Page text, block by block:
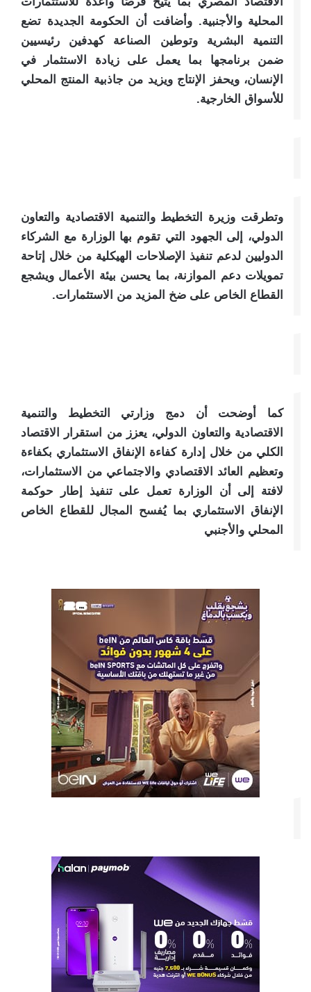
المحلية والأجنبية. وأضافت أن الحكومة الجديدة تضع
التنمية البشرية وتوطين الصناعة كهدفين رئيسيين
ضمن برنامجها بما يعمل على زيادة الاستثمار في
الإنسان، ويحفز الإنتاج ويزيد من جاذبية المنتج المحلي
للأسواق الخارجية.
وتطرقت وزيرة التخطيط والتنمية الاقتصادية والتعاون
الدولي، إلى الجهود التي تقوم بها الوزارة مع الشركاء
الدوليين لدعم تنفيذ الإصلاحات الهيكلية من خلال إتاحة
تمويلات دعم الموازنة، بما يحسن بيئة الأعمال ويشجع
القطاع الخاص على ضخ المزيد من الاستثمارات.
كما أوضحت أن دمج وزارتي التخطيط والتنمية
الاقتصادية والتعاون الدولي، يعزز من استقرار الاقتصاد
الكلي من خلال إدارة كفاءة الإنفاق الاستثماري بكفاءة
وتعظيم العائد الاقتصادي والاجتماعي من الاستثمارات،
لافتة إلى أن الوزارة تعمل على تنفيذ إطار حوكمة
الإنفاق الاستثماري بما يُفسح المجال للقطاع الخاص
المحلي والأجنبي